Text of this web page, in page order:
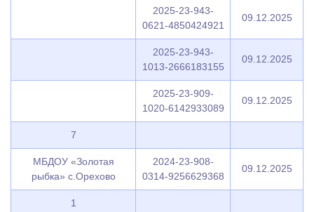
2025-23-943-
0621-4850424921
09.12.2025
2025-23-943-
1013-2666183155
09.12.2025
2025-23-909-
1020-6142933089
09.12.2025
7
МБДОУ «Золотая
рыбка» с.Орехово
2024-23-908-
0314-9256629368
09.12.2025
1